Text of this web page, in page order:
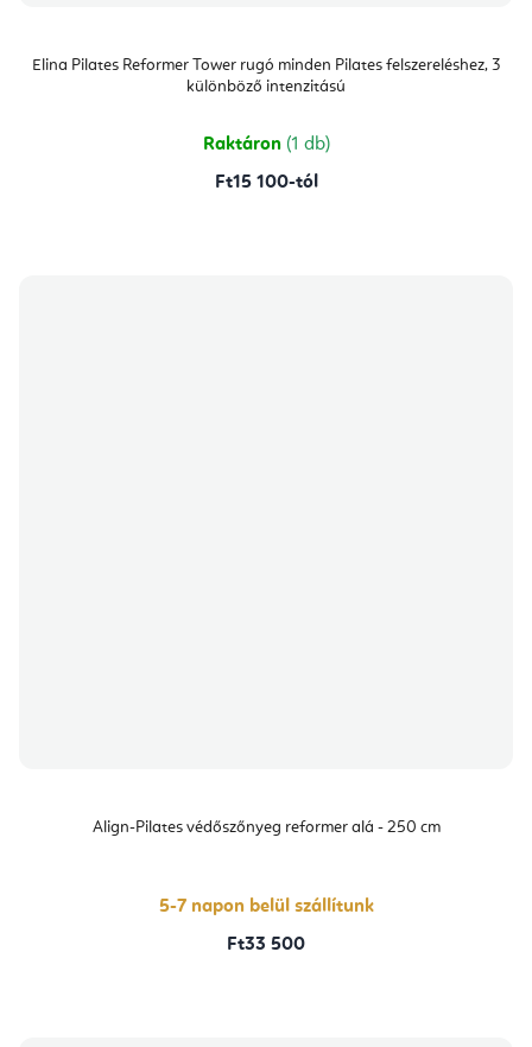
Elina Pilates Reformer Tower rugó minden Pilates felszereléshez, 3
különböző intenzitású
Raktáron (1 db)
Ft15 100-tól
Align-Pilates védőszőnyeg reformer alá - 250 cm
5-7 napon belül szállítunk
Ft33 500